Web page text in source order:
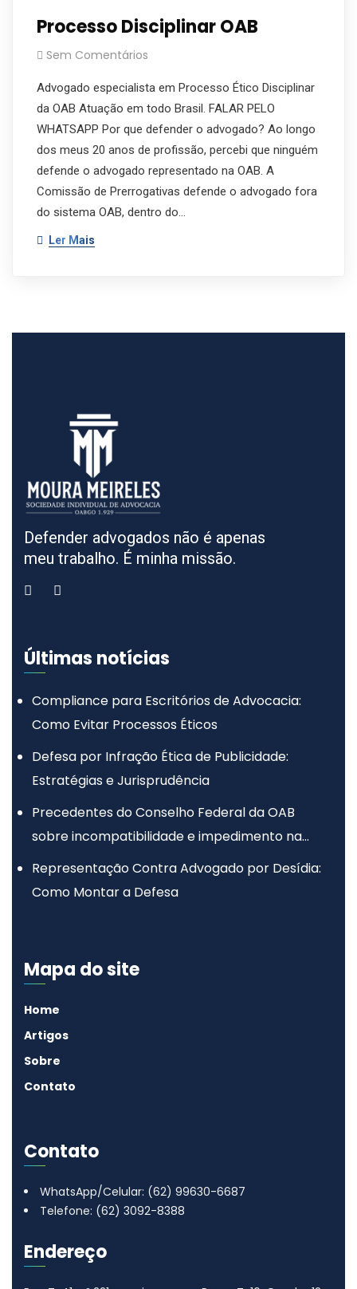
Processo Disciplinar OAB
Sem Comentários
Advogado especialista em Processo Ético Disciplinar
da OAB Atuação em todo Brasil. FALAR PELO
WHATSAPP Por que defender o advogado? Ao longo
dos meus 20 anos de profissão, percebi que ninguém
defende o advogado representado na OAB. A
Comissão de Prerrogativas defende o advogado fora
do sistema OAB, dentro do…
Ler Mais
Defender advogados não é apenas
meu trabalho. É minha missão.
Últimas notícias
Compliance para Escritórios de Advocacia:
Como Evitar Processos Éticos
Defesa por Infração Ética de Publicidade:
Estratégias e Jurisprudência
Precedentes do Conselho Federal da OAB
sobre incompatibilidade e impedimento na
advocacia
Representação Contra Advogado por Desídia:
Como Montar a Defesa
Mapa do site
Home
Artigos
Sobre
Contato
Contato
WhatsApp/Celular: (62) 99630-6687
Telefone: (62) 3092-8388
Endereço